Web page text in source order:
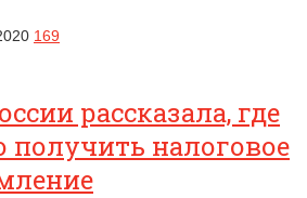
169
рассказала, где
налоговое